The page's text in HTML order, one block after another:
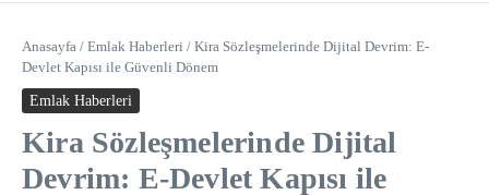
Anasayfa / Emlak Haberleri / Kira Sözleşmelerinde Dijital Devrim: E-
Devlet Kapısı ile Güvenli Dönem
Emlak Haberleri
Kira Sözleşmelerinde Dijital
Devrim: E-Devlet Kapısı ile